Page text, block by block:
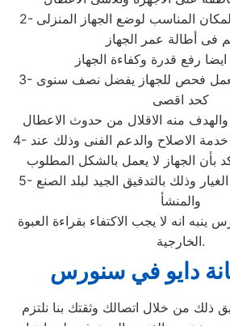
2- كذلك ضرورة اختيار المكان المناسب لوضع الجهاز المنزلى
فى أطالة عمر الجهاز
3- تحديد موعد مناسب لعمل فحص للجهاز يفضل نصف سنوى
كحد اقصى
4- الاختيار الصحيح لمقدم خدمة الاصلاح والدعم الفنى وذلك عند
5- التأكد من أصلية قطع الغيار وذلك بالتدقيق الجيد لبلد الصنع
والمنشأ
انه لا يجب الاكتفاء بقراءة العبوة
الخارجية.
دايو في سنورس
ذلك من خلال اتصالك وثقتك بنا نلتزم